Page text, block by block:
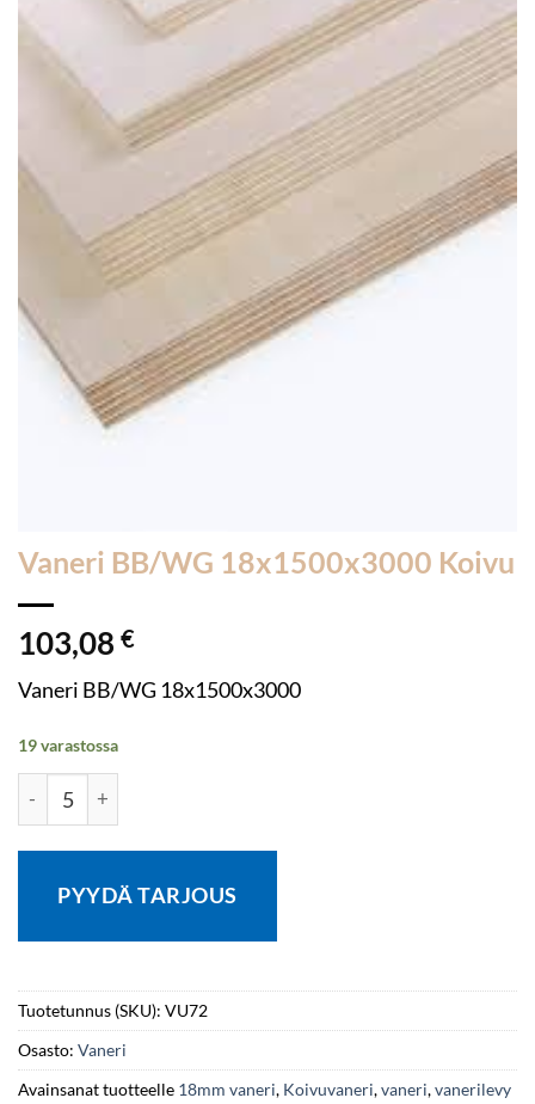
Vaneri BB/WG 18x1500x3000 Koivu
103,08 €
Vaneri BB/WG 18x1500x3000
19 varastossa
Vaneri BB/WG 18x1500x3000 Koivu määrä
PYYDÄ TARJOUS
Tuotetunnus (SKU): VU72
Osasto: Vaneri
Avainsanat tuotteelle 18mm vaneri, Koivuvaneri,vaneri,vanerilevy